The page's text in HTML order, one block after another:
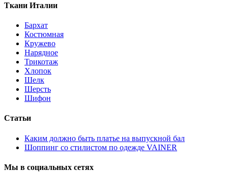
Ткани Италии
Бархат
Костюмная
Кружево
Нарядное
Трикотаж
Хлопок
Шелк
Шерсть
Шифон
Статьи
Каким должно быть платье на выпускной бал
Шоппинг со стилистом по одежде VAINER
Мы в социальных сетях